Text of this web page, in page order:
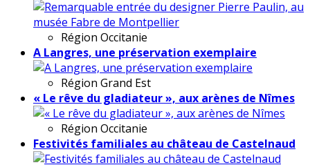
Région Occitanie
A Langres, une préservation exemplaire
Région Grand Est
« Le rêve du gladiateur », aux arènes de Nîmes
Région Occitanie
Festivités familiales au château de Castelnaud